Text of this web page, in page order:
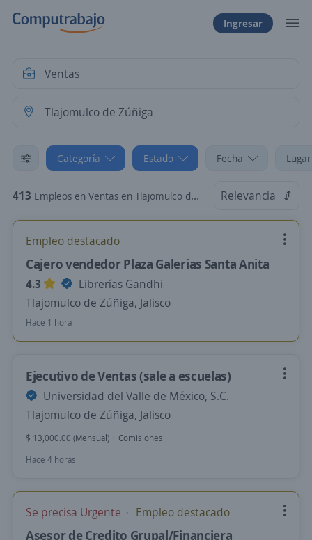
Ingresar
Categoría Estado Fecha
413 Empleos en Ventas en Tlajomulco de Zúñiga, Jalisco Relevancia
Empleo destacado
Cajero vendedor Plaza Galerias Santa Anita
4.3
Librerías Gandhi
Tlajomulco de Zúñiga, Jalisco
Hace 1 hora
Ejecutivo de Ventas (sale a escuelas)
Universidad del Valle de México, S.C.
Tlajomulco de Zúñiga, Jalisco
$ 13,000.00 (Mensual) + Comisiones
Hace 4 horas
Se precisa Urgente Empleo destacado
Asesor de Credito Grupal/Financiera